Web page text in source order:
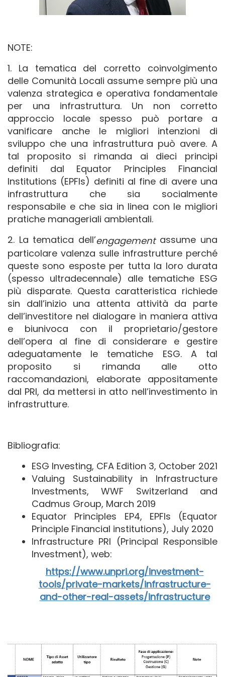
NOTE:
1. La tematica del corretto coinvolgimento
delle Comunità Locali assume sempre più una
valenza strategica e operativa fondamentale
per una infrastruttura. Un non corretto
approccio locale spesso può portare a
vanificare anche le migliori intenzioni di
sviluppo che una infrastruttura può avere. A
tal proposito si rimanda ai dieci principi
definiti dal Equator Principles Financial
Institutions (EPFIs) definiti al fine di avere una
infrastruttura che sia socialmente
responsabile e che sia in linea con le migliori
pratiche manageriali ambientali.
2. La tematica dell’engagement assume una
particolare valenza sulle infrastrutture perché
queste sono esposte per tutta la loro durata
(spesso ultradecennale) alle tematiche ESG
più disparate. Questa caratteristica richiede
sin dall’inizio una attenta attività da parte
dell’investitore nel dialogare in maniera attiva
e biunivoca con il proprietario/gestore
dell’opera al fine di considerare e gestire
adeguatamente le tematiche ESG. A tal
proposito si rimanda alle otto
raccomandazioni, elaborate appositamente
dal PRI, da mettersi in atto nell’investimento in
infrastrutture.
Bibliografia:
ESG Investing, CFA Edition 3, October 2021
Valuing Sustainability in Infrastructure
Investments, WWF Switzerland and
Cadmus Group, March 2019
Equator Principles EP4, EPFIs (Equator
Principle Financial institutions), July 2020
Infrastructure PRI (Principal Responsible
Investment), web:
https://www.unpri.org/investment-
tools/private-markets/infrastructure-
and-other-real-assets/infrastructure